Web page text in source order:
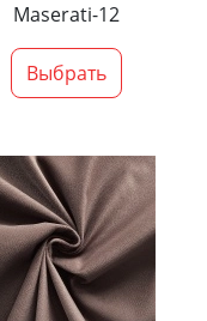
Maserati-12
Выбрать